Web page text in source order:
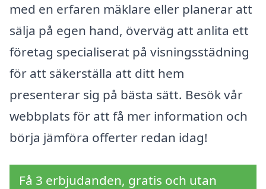
med en erfaren mäklare eller planerar att
sälja på egen hand, överväg att anlita ett
företag specialiserat på visningsstädning
för att säkerställa att ditt hem
presenterar sig på bästa sätt. Besök vår
webbplats för att få mer information och
börja jämföra offerter redan idag!
Få 3 erbjudanden, gratis och utan